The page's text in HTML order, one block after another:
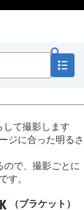
して撮影します
ジに合った明るさ
ので、撮影ごとに
す。
（ブラケット）